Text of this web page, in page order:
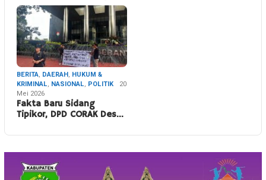
BERITA, DAERAH, HUKUM &
KRIMINAL, NASIONAL, POLITIK
20
Mei 2026
Fakta Baru Sidang
Tipikor, DPD CORAK Des…